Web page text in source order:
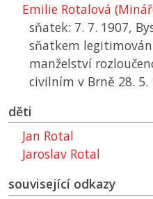
Emilie Rotalová
sňatek: 7. 7. 1907,
sňatkem legitimován
manželství
civilním v Brně 28. 5.
děti
Jan Rotal
Jaroslav Rotal
související odkazy